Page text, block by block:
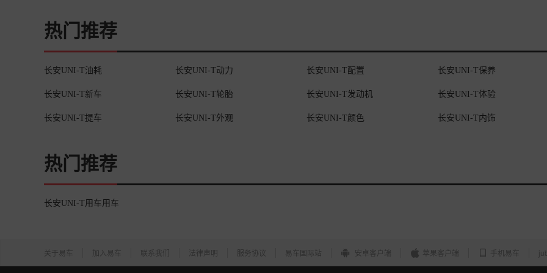
热门推荐
长安UNI-T油耗 长安UNI-T动力 长安UNI-T配置 长安UNI-T保养
长安UNI-T新车 长安UNI-T轮胎 长安UNI-T发动机 长安UNI-T体验
长安UNI-T提车 长安UNI-T外观 长安UNI-T颜色 长安UNI-T内饰
热门推荐
长安UNI-T用车用车
关于易车 加入易车 联系我们 法律声明 服务协议 易车国际站 安卓客户端 苹果客户端 手机易车